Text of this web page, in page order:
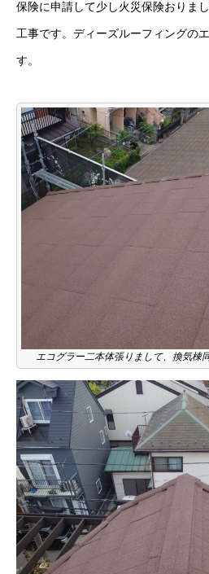
保険に申請して少し火災保険おりま
工事です。ディーズルーフィングの
す。
エコグラー二本体張りまして、換気棟